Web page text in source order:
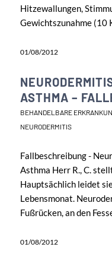
Hitzewallungen,
Gewichtszunahme (10
01/08/2012
ASTHMA –
BEHANDELBARE
NEURODERMITIS
Fallbeschreibung -
Asthma Herr R., C.
Hauptsächlich leidet
Lebensmonat.
Fußrücken, an den
01/08/2012